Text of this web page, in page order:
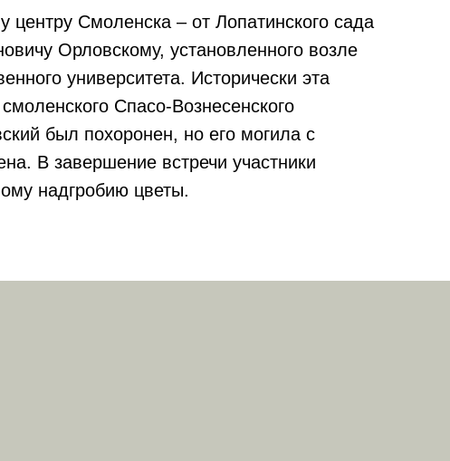
центру Смоленска – от Лопатинского сада
Орловскому, установленного возле
университета. Исторически эта
Спасо-Вознесенского
был похоронен, но его могила с
В завершение встречи участники
надгробию цветы.